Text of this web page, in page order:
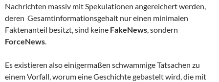
Nachrichten massiv mit Spekulationen angereichert werden,
deren Gesamtinformationsgehalt nur einen minimalen
Faktenanteil besitzt, sind keine FakeNews, sondern
ForceNews.
Es existieren also einigermaßen schwammige Tatsachen zu
einem Vorfall, worum eine Geschichte gebastelt wird, die mit